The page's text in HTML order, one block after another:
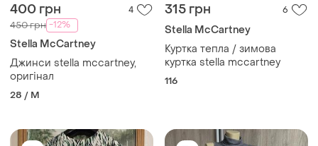
400 грн 4
450 грн -12%
Stella McCartney
Джинси stella mccartney,
оригінал
28 / M
315 грн 6
Stella McCartney
Куртка тепла / зимова
куртка stella mccartney
116